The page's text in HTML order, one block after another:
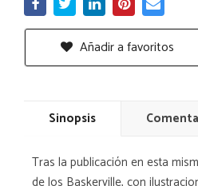
Añadir a favoritos
Sinopsis
Tras la publicación en esta